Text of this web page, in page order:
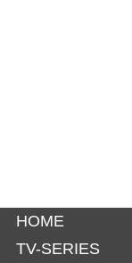
HOME
TV-SERIES